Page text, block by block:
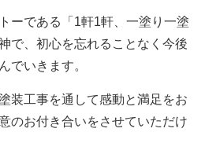
るお悩みを何でもお気軽にご相
て会社経営を進めております。
ーである「1軒1軒、一塗り一塗
で、初心を忘れることなく今後
でいきます。